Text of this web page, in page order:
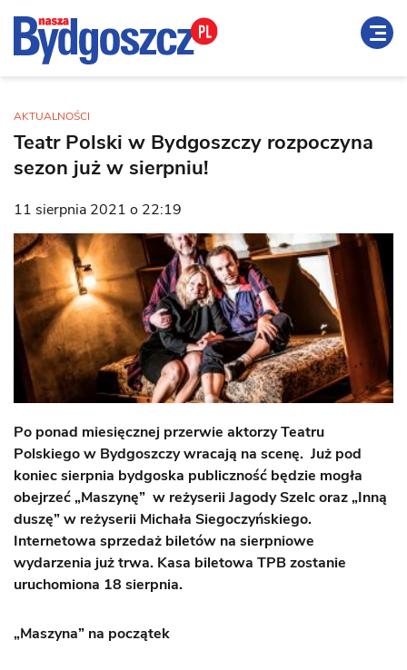
AKTUALNOŚCI
Teatr Polski w Bydgoszczy rozpoczyna
sezon już w sierpniu!
11 sierpnia 2021 o 22:19
Po ponad miesięcznej przerwie aktorzy Teatru
Polskiego w Bydgoszczy wracają na scenę. Już pod
koniec sierpnia bydgoska publiczność będzie mogła
obejrzeć „Maszynę” w reżyserii Jagody Szelc oraz „Inną
duszę” w reżyserii Michała Siegoczyńskiego.
Internetowa sprzedaż biletów na sierpniowe
wydarzenia już trwa. Kasa biletowa TPB zostanie
uruchomiona 18 sierpnia.
„Maszyna” na początek